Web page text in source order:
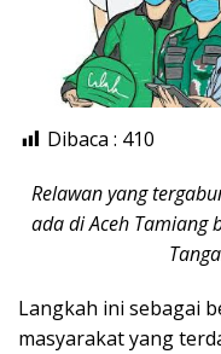
Dibaca : 410
Relawan yang
ada di Aceh Tamiang
Langkah ini sebagai
masyarakat yang